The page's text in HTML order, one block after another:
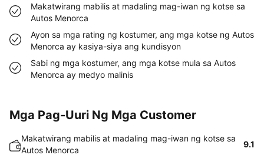
Makatwirang mabilis at madaling mag-iwan ng kotse sa
Autos Menorca
Ayon sa mga rating ng kostumer, ang mga kotse ng Autos
Menorca ay kasiya-siya ang kundisyon
Sabi ng mga kostumer, ang mga kotse mula sa Autos
Menorca ay medyo malinis
Mga Pag-Uuri Ng Mga Customer
Makatwirang mabilis at madaling mag-iwan ng kotse sa
Autos Menorca
9.1